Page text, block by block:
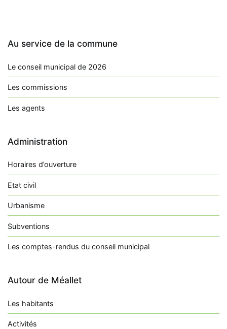
Au service de la commune
Le conseil municipal de 2026
Les commissions
Les agents
Administration
Horaires d’ouverture
Etat civil
Urbanisme
Subventions
Les comptes-rendus du conseil municipal
Autour de Méallet
Les habitants
Activités